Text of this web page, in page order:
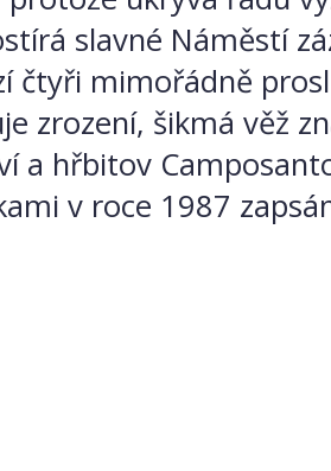
slavné Náměstí
čtyři mimořádně
zrození, šikmá věž
a hřbitov
v roce 1987